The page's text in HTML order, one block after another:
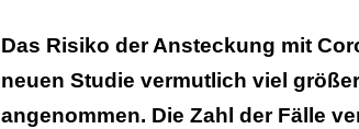
Das Risiko der Ansteckung mit
neuen Studie vermutlich viel
angenommen. Die Zahl der Fälle